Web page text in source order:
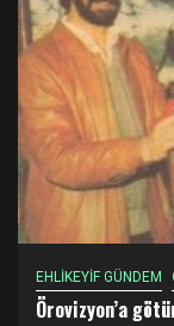
EHLİKEYİF GÜNDEM
Örovizyon’a